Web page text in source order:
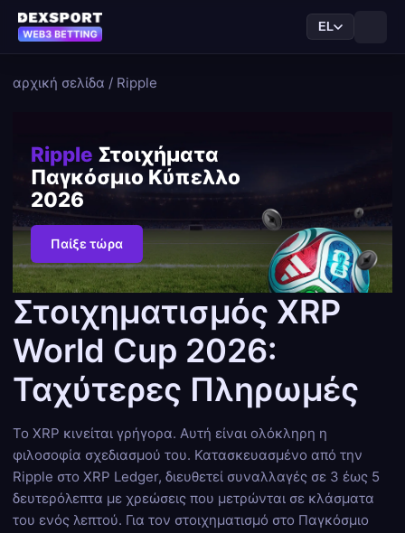
EL
αρχική σελίδα / Ripple
Ripple Στοιχήματα
Παγκόσμιο Κύπελλο
2026
Παίξε τώρα
Στοιχηματισμός XRP
World Cup 2026:
Ταχύτερες Πληρωμές
Το XRP κινείται γρήγορα. Αυτή είναι ολόκληρη η
φιλοσοφία σχεδιασμού του. Κατασκευασμένο από την
Ripple στο XRP Ledger, διευθετεί συναλλαγές σε 3 έως 5
δευτερόλεπτα με χρεώσεις που μετρώνται σε κλάσματα
του ενός λεπτού. Για τον στοιχηματισμό στο Παγκόσμιο